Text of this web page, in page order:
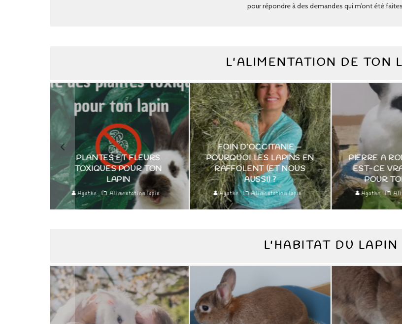
pour répondre à des demandes qui m’ont été faites
L'ALIMENTATION DE TON
PLANTES ET FLEURS
TOXIQUES POUR TON
LAPIN
Alimentation lapin
FOIN D’OCCITANIE –
POURQUOI LES LAPINS EN
RAFFOLENT (ET NOUS
AUSSI) ?
Agathe Alimentation lapin
PIERRE A RONGER LAPIN :
EST-CE VRAIMENT BON
POUR TON LAPIN ?
Agathe Alimentation lapin
L'HABITAT DU LAPIN